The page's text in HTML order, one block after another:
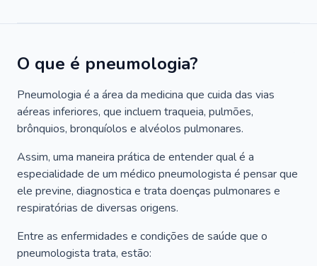
O que é pneumologia?
Pneumologia é a área da medicina que cuida das vias
aéreas inferiores, que incluem traqueia, pulmões,
brônquios, bronquíolos e alvéolos pulmonares.
Assim, uma maneira prática de entender qual é a
especialidade de um médico pneumologista é pensar que
ele previne, diagnostica e trata doenças pulmonares e
respiratórias de diversas origens.
Entre as enfermidades e condições de saúde que o
pneumologista trata, estão: